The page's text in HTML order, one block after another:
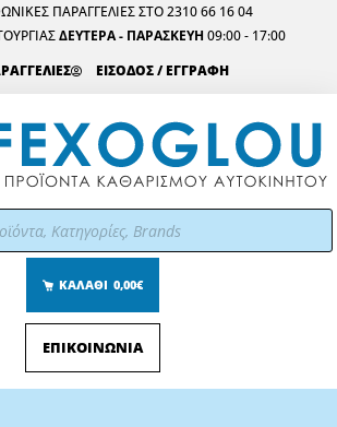
ΠΑΡΑΓΓΕΛΙΕΣ ΣΤΟ 2310 66 16 04
ΔΕΥΤΕΡΑ - ΠΑΡΑΣΚΕΥΗ 09:00 - 17:00
ΕΙΣΟΔΟΣ / ΕΓΓΡΑΦΗ
ΚΑΛΑΘΙ 0,00€
ΕΠΙΚΟΙΝΩΝΙΑ